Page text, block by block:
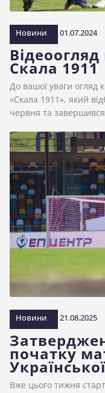
Новини 01.07.2024
Скала 1911
До вашої уваги огляд
«Скала 1911», який
червня та
Новини 21.08.2025
початку
Вже цього тижня